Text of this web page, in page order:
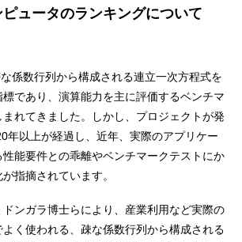
ュータのランキングについて
な係数行列から構成される連立一次方程式を
であり、演算能力を主に評価するベンチマ
れてきました。しかし、プロジェクトが発
年以上が経過し、近年、実際のアプリケー
能要件との乖離やベンチマークテストにか
指摘されています。
ンガラ博士らにより、産業利用など実際の
く使われる、疎な係数行列から構成される